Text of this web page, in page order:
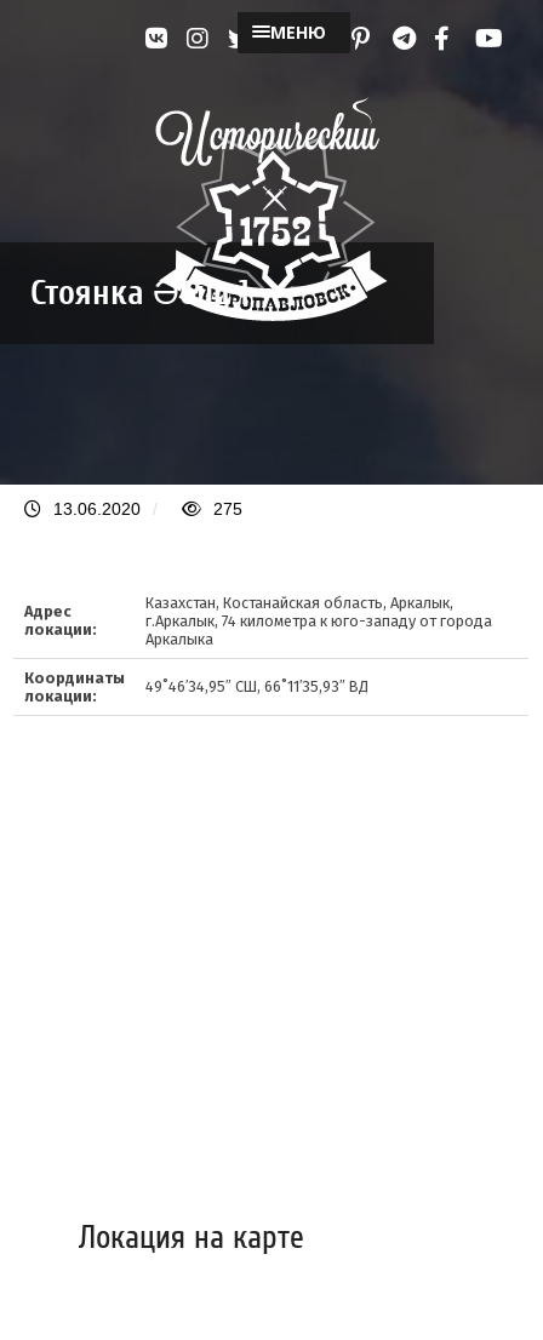
МЕНЮ
Стоянка Әбіш 1
13.06.2020 / 275
Адрес
локации:
Казахстан, Костанайская область, Аркалык,
г.Аркалык, 74 километра к юго-западу от города
Аркалыка
Координаты
локации:
49˚46′34,95″ СШ, 66˚11′35,93″ ВД
Локация на карте